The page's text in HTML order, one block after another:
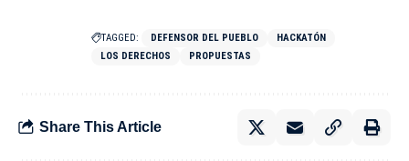
TAGGED: DEFENSOR DEL PUEBLO
HACKATÓN
LOS DERECHOS
PROPUESTAS
Share This Article